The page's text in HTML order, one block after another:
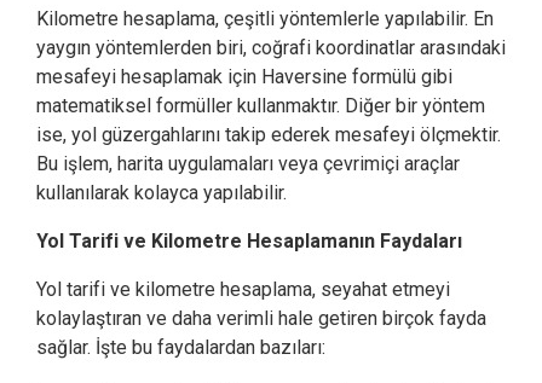
Kilometre hesaplama, çeşitli yöntemlerle yapılabilir. En
yaygın yöntemlerden biri, coğrafi koordinatlar arasındaki
mesafeyi hesaplamak için Haversine formülü gibi
matematiksel formüller kullanmaktır. Diğer bir yöntem
ise, yol güzergahlarını takip ederek mesafeyi ölçmektir.
Bu işlem, harita uygulamaları veya çevrimiçi araçlar
kullanılarak kolayca yapılabilir.
Yol Tarifi ve Kilometre Hesaplamanın Faydaları
Yol tarifi ve kilometre hesaplama, seyahat etmeyi
kolaylaştıran ve daha verimli hale getiren birçok fayda
sağlar. İşte bu faydalardan bazıları: